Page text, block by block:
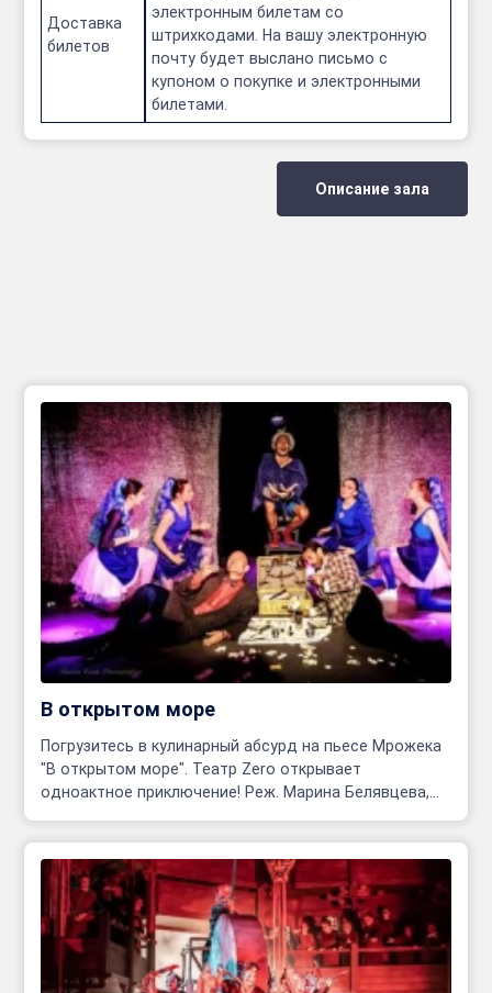
Доставка
билетов
электронным билетам со
штрихкодами. На вашу электронную
почту будет выслано письмо с
купоном о покупке и электронными
билетами.
Описание зала
В открытом море
Погрузитесь в кулинарный абсурд на пьесе Мрожека
"В открытом море". Театр Zero открывает
одноактное приключение! Реж. Марина Белявцева,